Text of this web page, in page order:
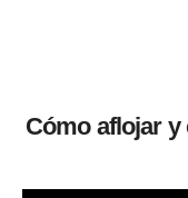
Cómo aflojar y